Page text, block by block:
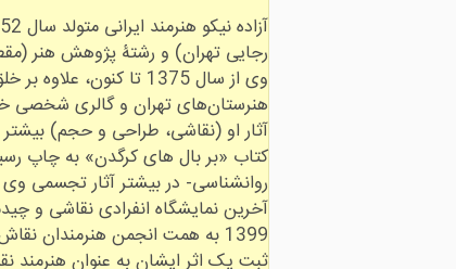
وی از سال 1375 تا
آثار او (نقاشی، طراحی و حجم)
کتاب «بر بال های کرگدن» به چاپ